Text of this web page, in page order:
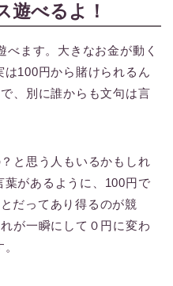
遊べるよ！
べます。大きなお金が動く
100円から賭けられるん
、別に誰からも文句は言
と思う人もいるかもしれ
葉があるように、100円で
だってあり得るのが競
が一瞬にして０円に変わ